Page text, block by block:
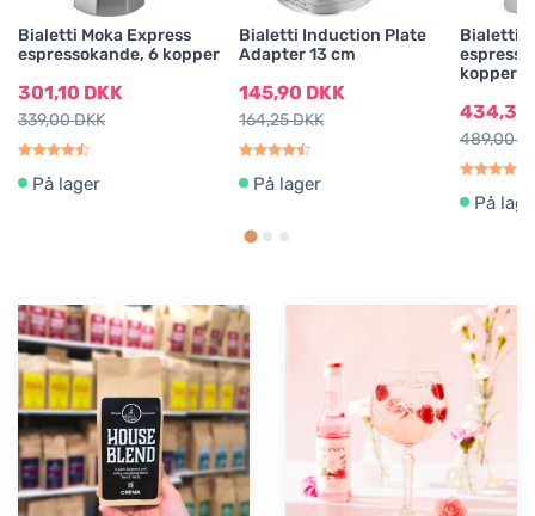
Bialetti Moka Express
espressokande, 6 kopper
301,10 DKK
339,00 DKK
På lager
Bialetti Induction Plate
Adapter 13 cm
145,90 DKK
164,25 DKK
På lager
Bialetti
kopper
434,30
489,00
På